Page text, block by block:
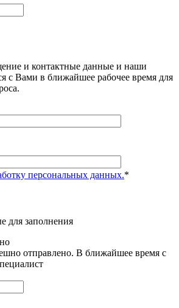
и контактные данные и наши
с Вами в ближайшее рабочее время для
персональных данных.*
для заполнения
отправлено. В ближайшее время с